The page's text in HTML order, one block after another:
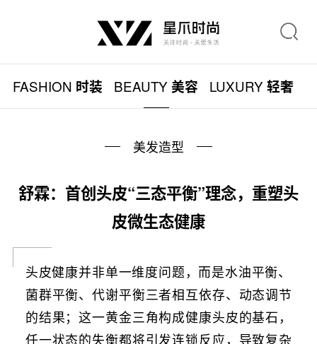
FASHION 时装 BEAUTY美容 LUXURY轻奢
美发造型
舒霖：首创头皮“三态平衡”理念，重塑头
皮微生态健康
头皮健康并非单一维度问题，而是水油平衡、
菌群平衡、代谢平衡三者相互依存、动态调节
的结果；这一黄金三角构成健康头皮的基石，
任一状态的失衡都将引发连锁反应，导致复杂